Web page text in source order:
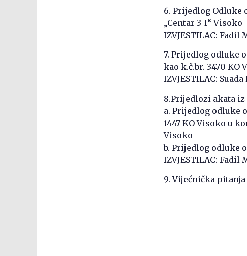
6. Prijedlog Odluke
„Centar 3-I“ Visoko
IZVJESTILAC:
7. Prijedlog odluke
kao k.č.br. 3470 KO
IZVJESTILAC:
8.Prijedlozi akata
a. Prijedlog odluke
1447 KO Visoko u
Visoko
b. Prijedlog odluke
IZVJESTILAC:
9. Vijećnička